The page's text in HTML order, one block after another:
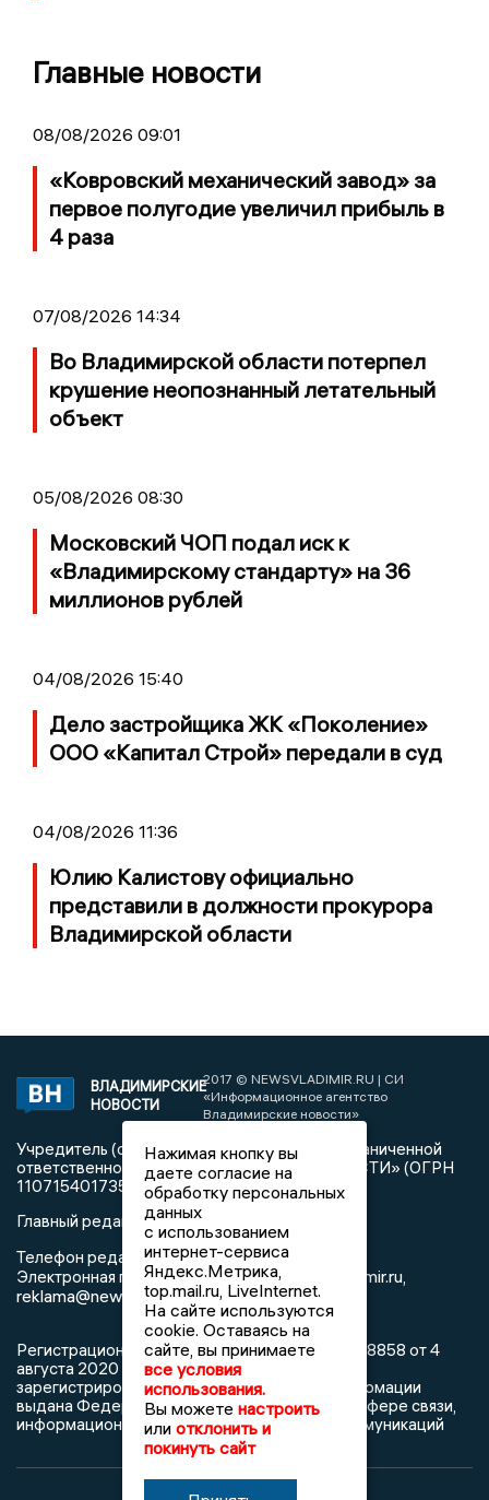
Главные новости
08/08/2026 09:01
«Ковровский механический завод» за
первое полугодие увеличил прибыль в
4 раза
07/08/2026 14:34
Во Владимирской области потерпел
крушение неопознанный летательный
объект
05/08/2026 08:30
Московский ЧОП подал иск к
«Владимирскому стандарту» на 36
миллионов рублей
04/08/2026 15:40
Дело застройщика ЖК «Поколение»
ООО «Капитал Строй» передали в суд
04/08/2026 11:36
Юлию Калистову официально
представили в должности прокурора
Владимирской области
ВЛАДИМИРСКИЕ
НОВОСТИ
2017 © NEWSVLADIMIR.RU | СИ
«Информационное агентство
Владимирские новости»
Учредитель (соучредители): Общество с ограниченной
ответственностью «РЕГИОНАЛЬНЫЕ НОВОСТИ» (ОГРН
1107154017354)
Главный редактор: Мазов С. А.
Телефон редакции:8 (4922) 666916
Электронная почта редакции:info@newsvladimir.ru,
reklama@newsvladimir.ru
Регистрационный номер: серия Эл № ФС77-78858 от 4
августа 2020 г. согласно выписке из реестра
зарегистрированных средств массовой информации
выдана Федеральной службой по надзору в сфере связи,
информационных технологий и массовых коммуникаций
Нажимая кнопку вы
даете согласие на
обработку персональных
данных
с использованием
интернет-сервиса
Яндекс.Метрика,
top.mail.ru, LiveInternet.
На сайте используются
cookie. Оставаясь на
сайте, вы принимаете
все условия
использования.
Вы можете настроить
или отклонить и
покинуть сайт